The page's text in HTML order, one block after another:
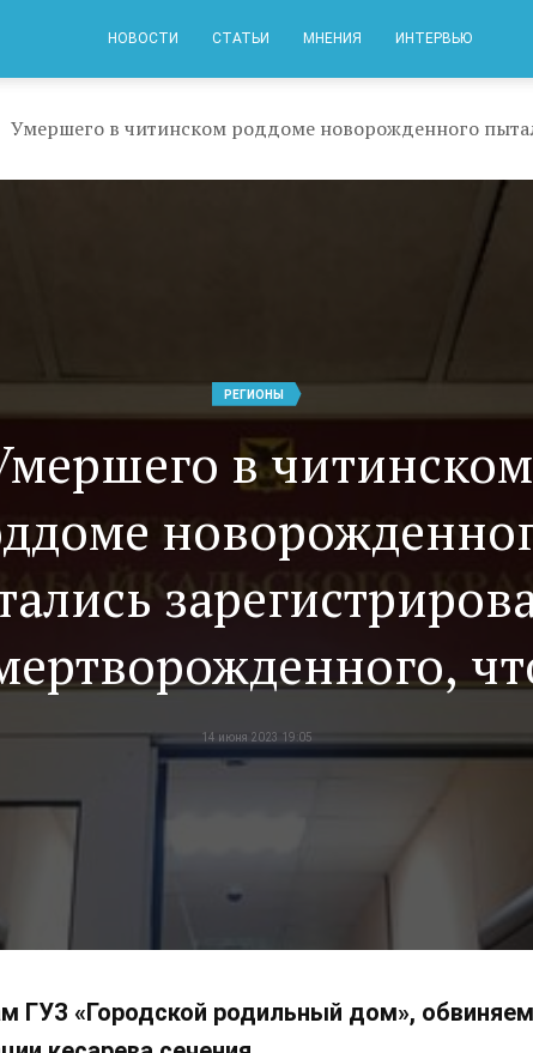
НОВОСТИ СТАТЬИ МНЕНИЯ ИНТЕРВЬЮ
РЕГИОНЫ
в читинском
не портить статистику
14 июня 2023 19:05
ГУЗ «Городской родильный дом»,